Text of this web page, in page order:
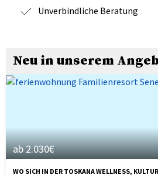
Unverbindliche Beratung
Neu in unserem
ab 2.030€
WO SICH IN DER TOSKANA WELLNESS,